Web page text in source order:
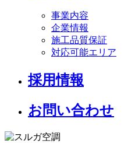
事業内容
企業情報
施工品質保証
対応可能エリア
採用情報
お問い合わせ